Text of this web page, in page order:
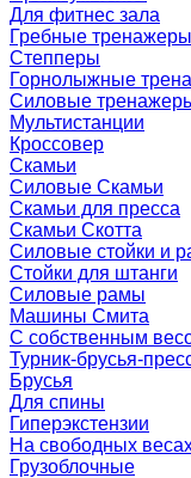
Для фитнес зала
Гребные тренажеры
Степперы
Горнолыжные
Силовые
Мультистанции
Кроссовер
Скамьи
Силовые Скамьи
Скамьи для пресса
Скамьи Скотта
Силовые стойки и
Стойки для штанги
Силовые рамы
Машины Смита
C собственным
Турник-брусья-
Брусья
Для спины
Гиперэкстензии
На свободных
Грузоблочные